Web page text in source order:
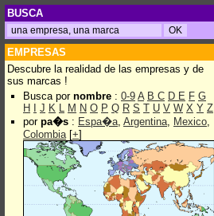
BUSCA
EMPRESAS
Descubre la realidad de las empresas y de
sus marcas !
Busca por nombre : 0-9 A B C D E F G
H
J K L M N O P Q R S T U V W X Y Z
por pa�s : Espa�a, Argentina, Mexico,
Colombia[+]